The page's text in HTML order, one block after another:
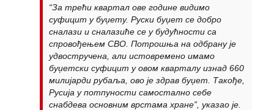
“За трећи квартал ове године видимо
суфицит у буџету. Руски буџет се добро
сналази и сналазиће се у будућности са
спровођењем СВО. Потрошња на одбрану је
удвостручена, али истовремено имамо
буџетски суфицит у овом кварталу изнад 660
милијарди рубаља, ово је здрав буџет. Такође,
Русија у потпуности самостално себе
снабдева основним врстама хране”, указао је.